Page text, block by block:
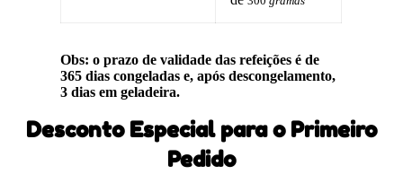
Obs: o prazo de validade das refeições é de
365 dias congeladas e, após descongelamento,
3 dias em geladeira.
Desconto Especial para o Primeiro
Pedido